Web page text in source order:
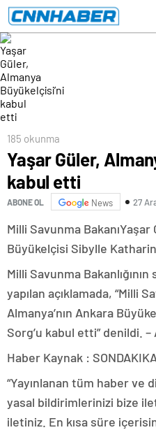
185 okunma
Yaşar Güler,
kabul etti
ABONE OL News 27
Milli Savunma BakanıYaşar
Büyükelçisi Sibylle
Milli Savunma
yapılan açıklamada, “Milli
Almanya’nın Ankara
Sorg’u kabul etti” denildi. –
Haber Kaynak :
“Yayınlanan tüm haber ve
yasal bildirimlerinizi bize
iletiniz. En kısa süre